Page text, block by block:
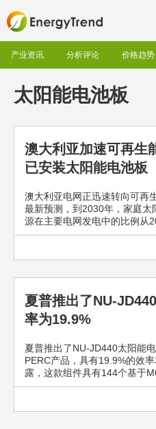
产业资讯 分析评论 价格趋势
太阳能电池板
澳大利亚加速可再生
已安装太阳能电池板
澳大利亚电网正迅速转向可再
最新预测，到2030年，家庭
源在主要电网发电中的比例从
夏普推出了NU-
率为19.9%
夏普推出了NU-JD440太阳能
PERC产品，具有19.9%的效
露，这款组件具有144个基于